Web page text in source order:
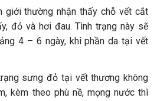
giới thường nhận thấy chỗ vết cắt
đỏ và hơi đau. Tình trạng này sẽ
4 – 6 ngày, khi phần da tại vết
sưng đỏ tại vết thương không
kèm theo phù nề, mọng nước thì